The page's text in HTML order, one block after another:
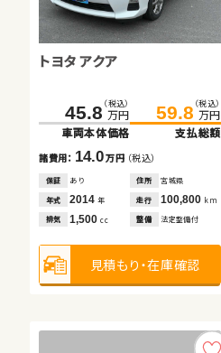
トヨタ アクア
45.8 （税込）
万円
車両本体価格
59.8 （税込）
万円
支払総額
諸費用： 14.0万円 （税込）
保証 あり 住所
宮城県
年式
2014年 走行 100,800 km
排気
1,500cc 整備 法定整備付
見積もり・在庫確認
ホンダ Ｎ ＢＯＸ
100.4 （税込）
万円
車両本体価格
109.7 （税込）
万円
支払総額
諸費用： 9.3 万円（税込）
保証 あり 住所
埼玉県
年式
2017年 走行 49,000km
排気
660cc 整備 法定整備付
見積もり・在庫確認
スズキ スイフト
108.2 （税込）
万円
車両本体価格
119.8 （税込）
万円
支払総額
諸費用： 11.6万円 （税込）
保証 あり 住所
埼玉県
年式
2016年 走行 71,100km
排気
1,600cc 整備 法定整備付
見積もり・在庫確認